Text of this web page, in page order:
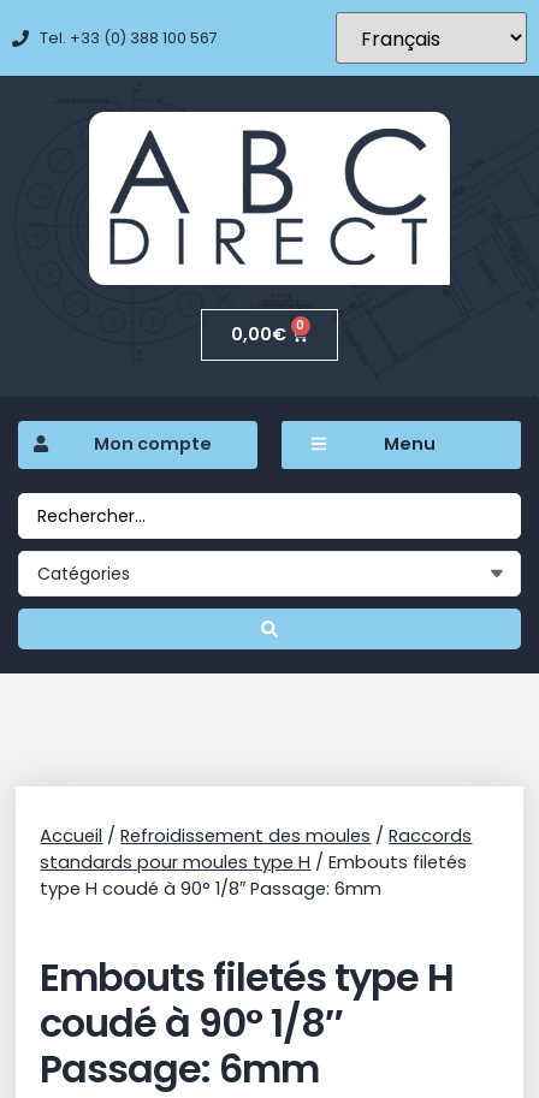
Tel. +33 (0) 388 100 567
0,00€ 0
Mon compte Menu
Accueil /Refroidissement des moules /Raccords
standards pour moules type H / Embouts filetés
type H coudé à 90° 1/8″ Passage: 6mm
Embouts filetés type H
coudé à 90° 1/8″
Passage: 6mm